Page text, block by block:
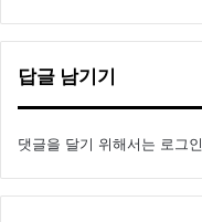
답글 남기기
댓글을 달기 위해서는 로그인